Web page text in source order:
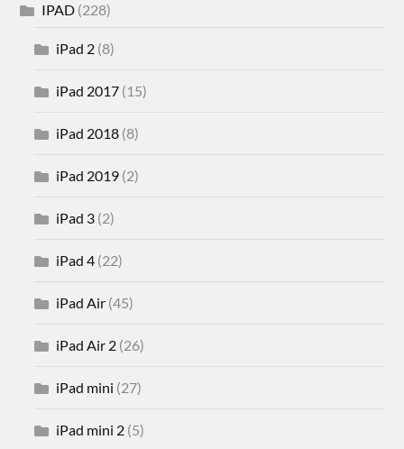
IPAD (228)
iPad 2 (8)
iPad 2017 (15)
iPad 2018 (8)
iPad 2019 (2)
iPad 3 (2)
iPad 4 (22)
iPad Air (45)
iPad Air 2 (26)
iPad mini (27)
iPad mini 2 (5)